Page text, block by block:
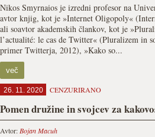
Nikos Smyrnaios je izredni profesor na
avtor knjig, kot je »Internet Oligopoly«
ali soavtor akademskih člankov, kot je
l’actualité: le cas de Twitter« (Pluralizem in
primer Twitterja, 2012), »Kako so...
več
26. 11. 2020 CENZURIRANO
Pomen družine in svojcev za
Avtor: Bojan Macuh